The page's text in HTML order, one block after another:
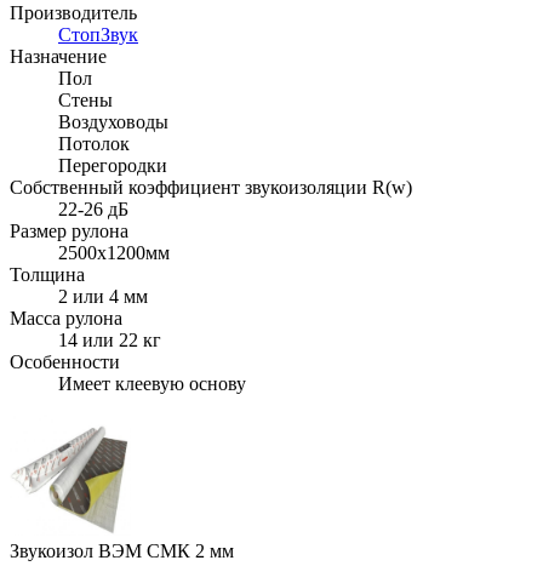
Производитель
СтопЗвук
Назначение
Пол
Стены
Воздуховоды
Потолок
Перегородки
Собственный коэффициент звукоизоляции R(w)
22-26 дБ
Размер рулона
2500х1200мм
Толщина
2 или 4 мм
Масса рулона
14 или 22 кг
Особенности
Имеет клеевую основу
Звукоизол ВЭМ СМК 2 мм